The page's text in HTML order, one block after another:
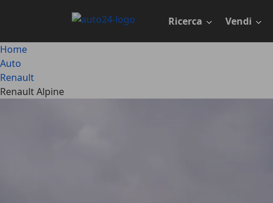
principale
Ricerca Vendi
Home
Auto
Renault
Renault Alpine